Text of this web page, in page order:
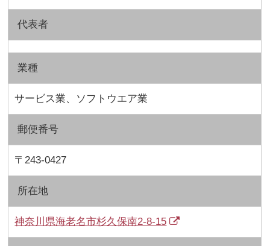
代表者
業種
サービス業、ソフトウエア業
郵便番号
〒243-0427
所在地
神奈川県海老名市杉久保南2-8-15